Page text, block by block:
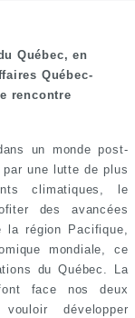
Québec, en
Québec-
rencontre
un monde post-
par une lutte de plus
climatiques, le
des avancées
la région Pacifique,
mondiale, ce
du Québec. La
face nos deux
développer